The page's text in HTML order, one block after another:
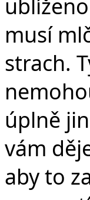
musí
strach.
úplně
vám
aby to